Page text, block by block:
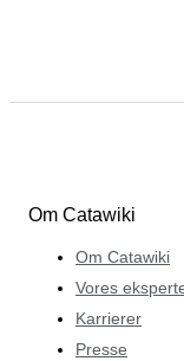
Om Catawiki
Om Catawiki
Vores
Karrierer
Presse